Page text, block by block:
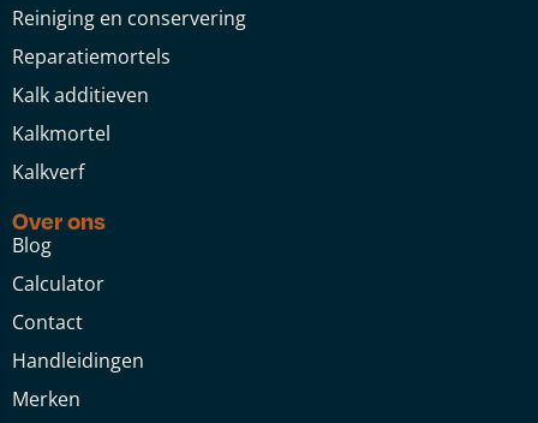
Reiniging en conservering
Reparatiemortels
Kalk additieven
Kalkmortel
Kalkverf
Over ons
Blog
Calculator
Contact
Handleidingen
Merken